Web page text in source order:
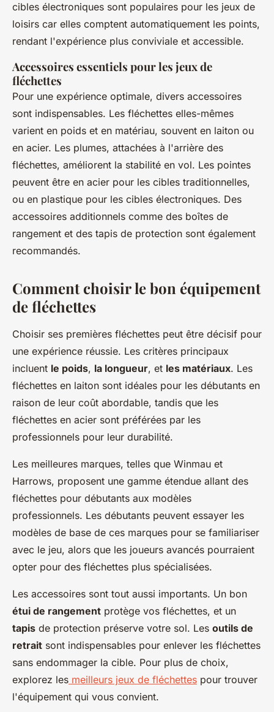
cibles électroniques sont populaires pour les jeux de
loisirs car elles comptent automatiquement les points,
rendant l'expérience plus conviviale et accessible.
Accessoires essentiels pour les jeux de
fléchettes
Pour une expérience optimale, divers accessoires
sont indispensables. Les fléchettes elles-mêmes
varient en poids et en matériau, souvent en laiton ou
en acier. Les plumes, attachées à l'arrière des
fléchettes, améliorent la stabilité en vol. Les pointes
peuvent être en acier pour les cibles traditionnelles,
ou en plastique pour les cibles électroniques. Des
accessoires additionnels comme des boîtes de
rangement et des tapis de protection sont également
recommandés.
Comment choisir le bon équipement
de fléchettes
Choisir ses premières fléchettes peut être décisif pour
une expérience réussie. Les critères principaux
incluent le poids, la longueur, et les matériaux. Les
fléchettes en laiton sont idéales pour les débutants en
raison de leur coût abordable, tandis que les
fléchettes en acier sont préférées par les
professionnels pour leur durabilité.
Les meilleures marques, telles que Winmau et
Harrows, proposent une gamme étendue allant des
fléchettes pour débutants aux modèles
professionnels. Les débutants peuvent essayer les
modèles de base de ces marques pour se familiariser
avec le jeu, alors que les joueurs avancés pourraient
opter pour des fléchettes plus spécialisées.
Les accessoires sont tout aussi importants. Un bon
étui de rangement protège vos fléchettes, et un
tapis de protection préserve votre sol. Les outils de
retrait sont indispensables pour enlever les fléchettes
sans endommager la cible. Pour plus de choix,
explorez les meilleurs jeux de fléchettes pour trouver
l'équipement qui vous convient.